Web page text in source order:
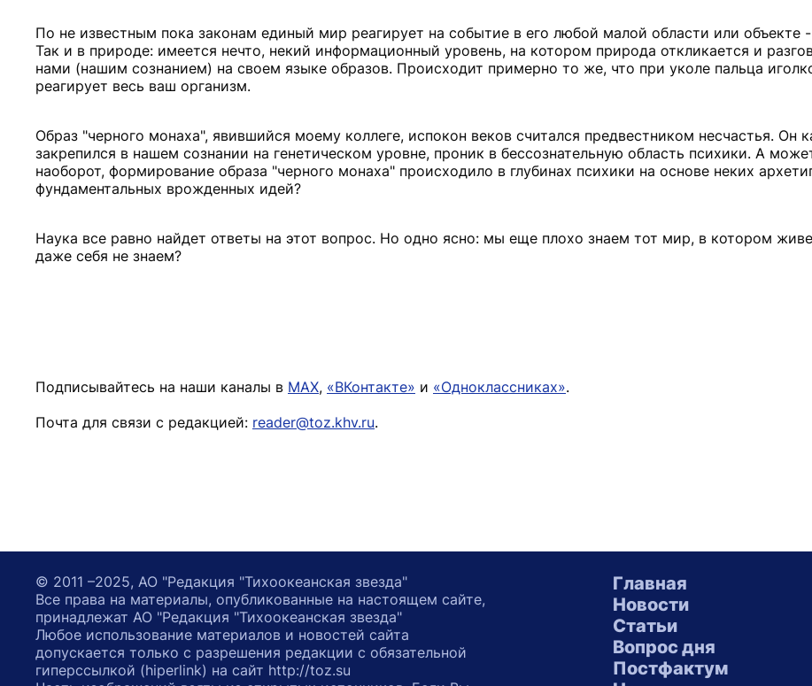
По не известным пока законам единый мир реагирует на событие в его любой малой области или объекте
Так и в природе: имеется нечто, некий информационный уровень, на котором природа откликается и
нами (нашим сознанием) на своем языке образов. Происходит примерно то же, что при уколе пальца
реагирует весь ваш организм.
Образ "черного монаха", явившийся моему коллеге, испокон веков считался предвестником несчастья. Он
закрепился в нашем сознании на генетическом уровне, проник в бессознательную область психики. А
наоборот, формирование образа "черного монаха" происходило в глубинах психики на основе неких
фундаментальных врожденных идей?
Наука все равно найдет ответы на этот вопрос. Но одно ясно: мы еще плохо знаем тот мир, в котором
даже себя не знаем?
Подписывайтесь на наши каналы в MAX, «ВКонтакте» и «Одноклассниках».
Почта для связи с редакцией: reader@toz.khv.ru.
Главная
Новости
Статьи
Вопрос дня
Постфактум
© 2011 –2025, АО "Редакция "Тихоокеанская звезда"
Все права на материалы, опубликованные на настоящем сайте,
принадлежат АО "Редакция "Тихоокеанская звезда"
Любое использование материалов и новостей сайта
допускается только с разрешения редакции с обязательной
гиперссылкой (hiperlink) на сайт http://toz.su